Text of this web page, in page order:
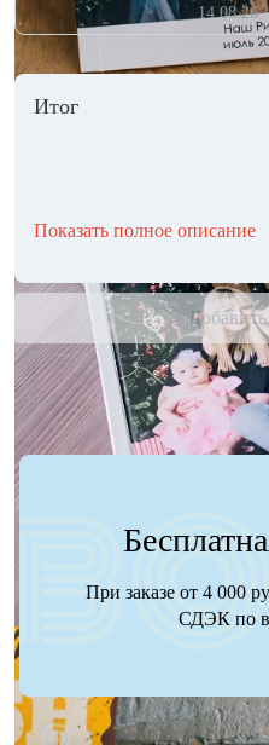
14.08.26
Итог
Показать полное описание
При заказе от 4 000
СДЭК по